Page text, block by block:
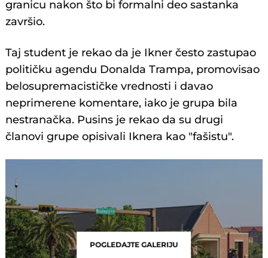
granicu nakon što bi formalni deo sastanka
završio.
Taj student je rekao da je Ikner često zastupao
političku agendu Donalda Trampa, promovisao
belosupremacističke vrednosti i davao
neprimerene komentare, iako je grupa bila
nestranačka. Pusins je rekao da su drugi
članovi grupe opisivali Iknera kao "fašistu".
POGLEDAJTE GALERIJU